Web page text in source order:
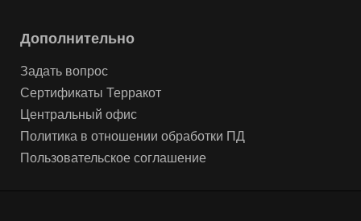
Дополнительно
Задать вопрос
Сертификаты Терракот
Центральный офис
Политика в отношении обработки ПД
Пользовательское соглашение